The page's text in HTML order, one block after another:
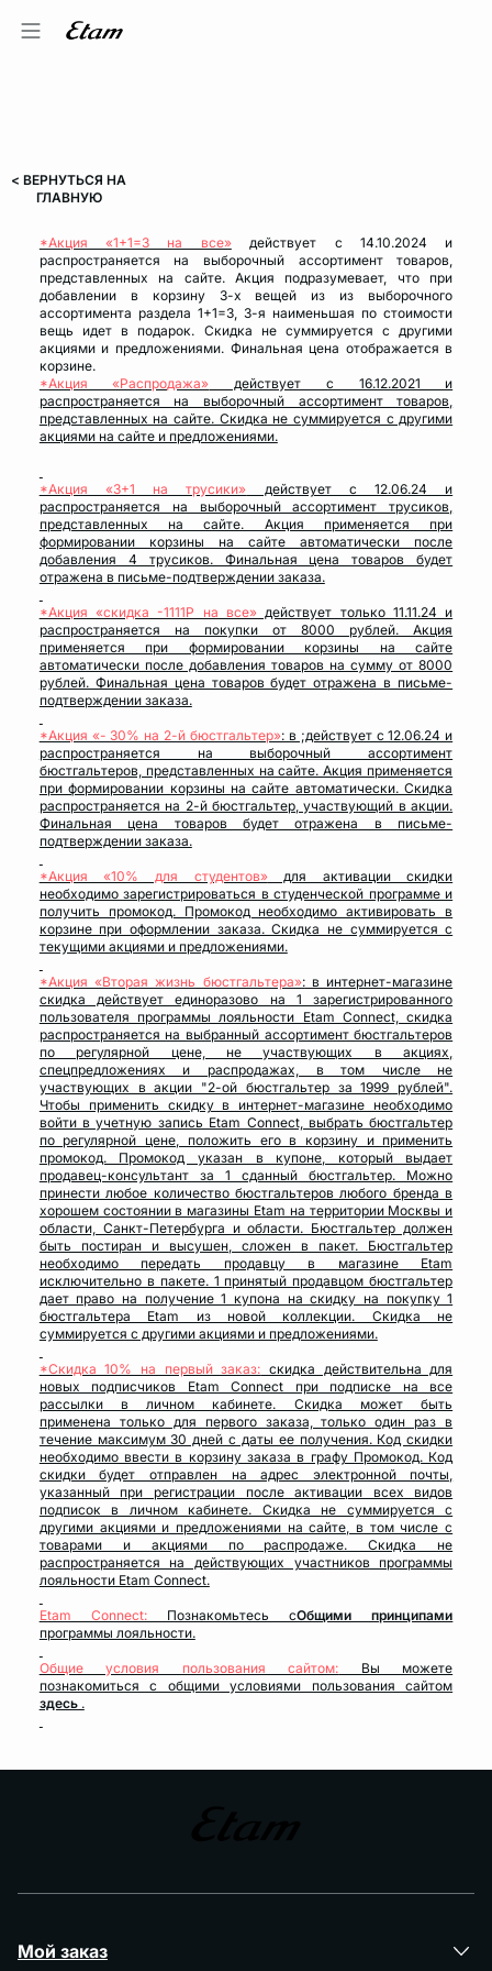
< ВЕРНУТЬСЯ НА
ГЛАВНУЮ
*Акция «1+1=3 на все»действует c 14.10.2024 и
распространяется на выборочный ассортимент товаров,
представленных на сайте. Акция подразумевает, что при
добавлении в корзину 3-х вещей из из выборочного
ассортимента раздела 1+1=3, 3-я наименьшая по стоимости
вещь идет в подарок. Скидка не суммируется с другими
акциями и предложениями. Финальная цена отображается в
корзине.
*Акция «Распродажа» действует c 16.12.2021 и
распространяется на выборочный ассортимент товаров,
представленных на сайте. Скидка не суммируется с другими
акциями на сайте и предложениями.
*Акция «3+1 на трусики» действует с 12.06.24 и
распространяется на выборочный ассортимент трусиков,
представленных на сайте. Акция применяется при
формировании корзины на сайте автоматически после
добавления 4 трусиков. Финальная цена товаров будет
отражена в письме-подтверждении заказа.
*Акция «скидка -1111Р на все» действует только 11.11.24 и
распространяется на покупки от 8000 рублей. Акция
применяется при формировании корзины на сайте
автоматически после добавления товаров на сумму от 8000
рублей. Финальная цена товаров будет отражена в письме-
подтверждении заказа.
*Акция «- 30% на 2-й бюстгальтер»: в ;действует с 12.06.24 и
распространяется на выборочный ассортимент
бюстгальтеров, представленных на сайте. Акция применяется
при формировании корзины на сайте автоматически. Скидка
распространяется на 2-й бюстгальтер, участвующий в акции.
Финальная цена товаров будет отражена в письме-
подтверждении заказа.
*Акция «10% для студентов»для активации скидки
необходимо зарегистрироваться в студенческой программе и
получить промокод. Промокод необходимо активировать в
корзине при оформлении заказа. Скидка не суммируется с
текущими акциями и предложениями.
*Акция «Вторая жизнь бюстгальтера»:в интернет-магазине
скидка действует единоразово на 1 зарегистрированного
пользователя программы лояльности Etam Connect, скидка
распространяется на выбранный ассортимент бюстгальтеров
по регулярной цене, не участвующих в акциях,
спецпредложениях и распродажах, в том числе не
участвующих в акции "2-ой бюстгальтер за 1999 рублей".
Чтобы применить скидку в интернет-магазине необходимо
войти в учетную запись Etam Connect, выбрать бюстгальтер
по регулярной цене, положить его в корзину и применить
промокод. Промокод указан в купоне, который выдает
продавец-консультант за 1 сданный бюстгальтер. Можно
принести любое количество бюстгальтеров любого бренда в
хорошем состоянии в магазины Etam на территории Москвы и
области, Санкт-Петербурга и области. Бюстгальтер должен
быть постиран и высушен, сложен в пакет. Бюстгальтер
необходимо передать продавцу в магазине Etam
исключительно в пакете. 1 принятый продавцом бюстгальтер
дает право на получение 1 купона на скидку на покупку 1
бюстгальтера Etam из новой коллекции. Скидка не
суммируется с другими акциями и предложениями.
*Скидка 10% на первый заказ: скидка действительна для
новых подписчиков Etam Connect при подписке на все
рассылки в личном кабинете. Скидка может быть
применена только для первого заказа, только один раз в
течение максимум 30 дней с даты ее получения. Код скидки
необходимо ввести в корзину заказа в графу Промокод. Код
скидки будет отправлен на адрес электронной почты,
указанный при регистрации после активации всех видов
подписок в личном кабинете. Скидка не суммируется с
другими акциями и предложениями на сайте, в том числе с
товарами и акциями по распродаже. Скидка не
распространяется на действующих участников программы
лояльности Etam Connect.
Etam Connect:Познакомьтесь сОбщими принципами
программы лояльности.
Общие условия пользования сайтом: Вы можете
познакомиться с общими условиями пользования сайтом
здесь.
Мой заказ